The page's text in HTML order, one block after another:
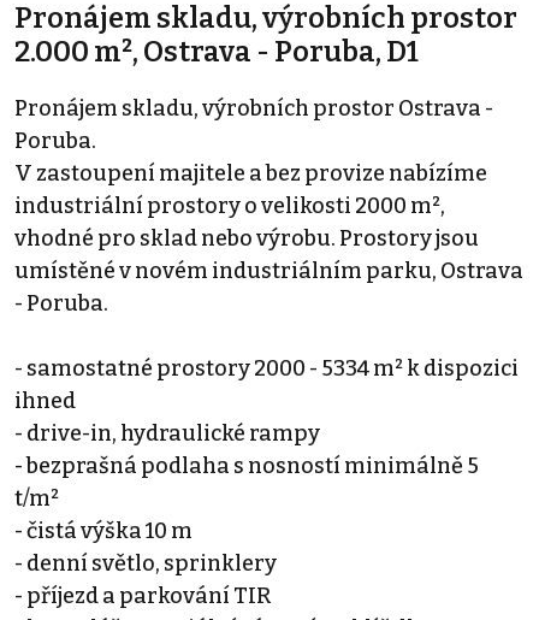
Pronájem skladu, výrobních prostor
2.000 m², Ostrava - Poruba, D1
Pronájem skladu, výrobních prostor Ostrava -
Poruba.
V zastoupení majitele a bez provize nabízíme
industriální prostory o velikosti 2000 m²,
vhodné pro sklad nebo výrobu. Prostory jsou
umístěné v novém industriálním parku, Ostrava
- Poruba.
- samostatné prostory 2000 - 5334 m² k dispozici
ihned
- drive-in, hydraulické rampy
- bezprašná podlaha s nosností minimálně 5
t/m²
- čistá výška 10 m
- denní světlo, sprinklery
- příjezd a parkování TIR